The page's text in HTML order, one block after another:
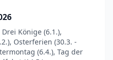
Könige (6.1.),
Osterferien (30.3. -
(6.4.), Tag der